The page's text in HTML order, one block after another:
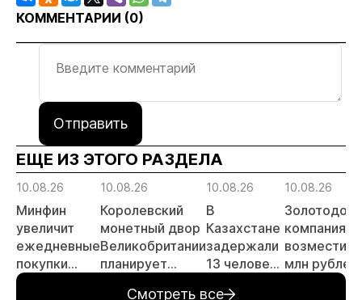
КОММЕНТАРИИ (0)
Отправить
ЕЩЕ ИЗ ЭТОГО РАЗДЕЛА
10.08.26
Минфин
увеличит
ежедневные
покупки
валюты и
10.08.26
Королевский
монетный двор
Великобритании
планирует
10.08.26
В
Казахстане
задержали
13 человек
10.08.26
компания
млн
за
Смотреть все